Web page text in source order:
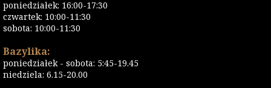
poniedziałek: 16:00-17:30
czwartek: 10:00-11:30
sobota: 10:00-11:30
Bazylika:
poniedziałek - sobota: 5:45-19.45
niedziela: 6.15-20.00